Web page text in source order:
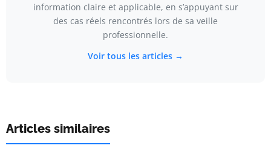
information claire et applicable, en s’appuyant sur
des cas réels rencontrés lors de sa veille
professionnelle.
Voir tous les articles →
Articles similaires